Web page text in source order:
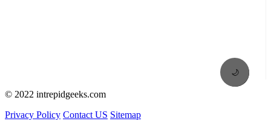
🌙
© 2022 intrepidgeeks.com
Privacy Policy Contact US Sitemap